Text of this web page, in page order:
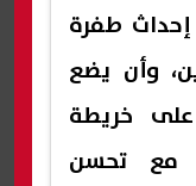
طفرة
وأن يضع
خريطة
مع تحسن